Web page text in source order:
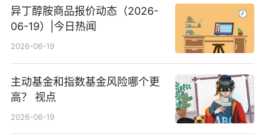
异丁醇胺商品报价动态（2026-
06-19）|今日热闻
2026-06-19
主动基金和指数基金风险哪个更
高？ 视点
2026-06-19